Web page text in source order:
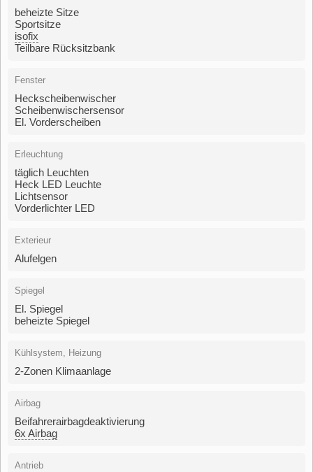
beheizte Sitze
Sportsitze
isofix
Teilbare Rücksitzbank
Fenster
Heckscheibenwischer
Scheibenwischersensor
El. Vorderscheiben
Erleuchtung
täglich Leuchten
Heck LED Leuchte
Lichtsensor
Vorderlichter LED
Exterieur
Alufelgen
Spiegel
El. Spiegel
beheizte Spiegel
Kühlsystem, Heizung
2-Zonen Klimaanlage
Airbag
Beifahrerairbagdeaktivierung
6x Airbag
Antrieb